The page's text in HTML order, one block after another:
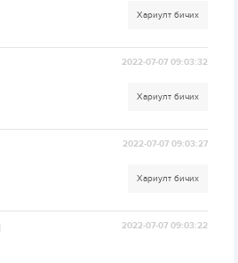
Хариулт бичих
2022-07-07 09:03:32
Хариулт бичих
2022-07-07 09:03:27
Хариулт бичих
2022-07-07 09:03:22